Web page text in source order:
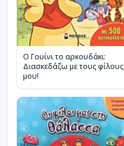
O Γουίνι το αρκουδάκι:
Διασκεδάζω με τους φίλους
μου!